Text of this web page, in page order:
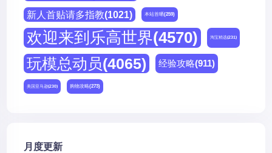
新人首贴请多指教(1021) 本站首晒(259)
欢迎来到乐高世界(4570) 淘宝精选(231)
玩模总动员(4065) 经验攻略(911)
美国亚马逊(230) 购物攻略(273)
月度更新